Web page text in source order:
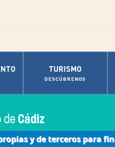
TURISMO
DESCÚBRENOS
y de terceros para